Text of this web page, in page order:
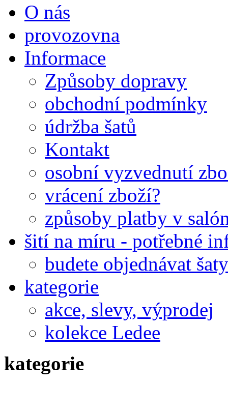
O nás
provozovna
Informace
Způsoby dopravy
obchodní podmínky
údržba šatů
Kontakt
osobní vyzvednutí
vrácení zboží?
způsoby platby v
šití na míru - potřebné
budete objednávat
kategorie
akce, slevy, výprodej
kolekce Ledee
kategorie